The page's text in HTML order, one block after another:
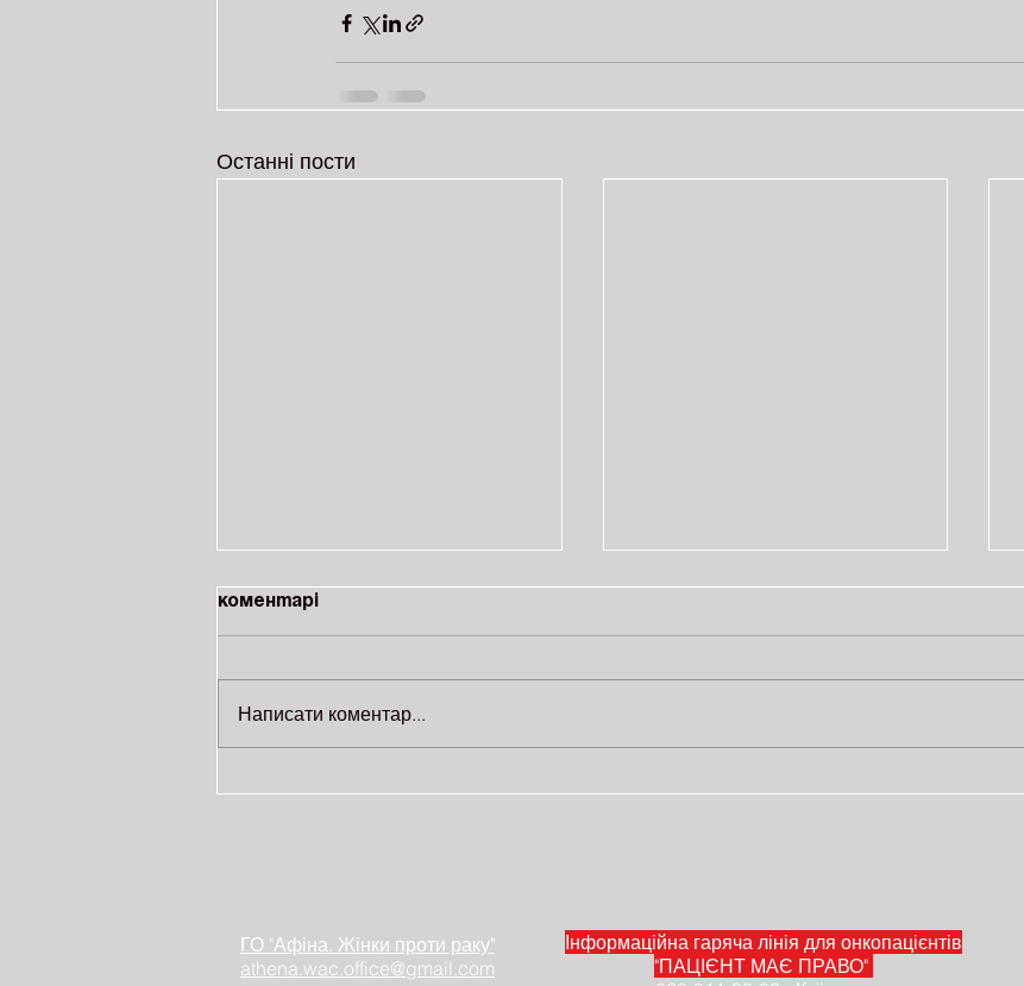
Останні пости
Коментарі
Написати коментар...
ГО "Афіна. Жінки проти раку"
athena.wac.office@gmail.com
Інформаційна гаряча лінія для онкопацієнтів
"ПАЦІЄНТ МАЄ ПРАВО"